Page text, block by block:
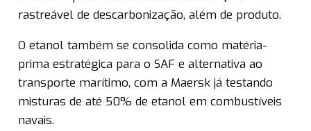
rastreável de descarbonização, além de produto.
O etanol também se consolida como matéria-
prima estratégica para o SAF e alternativa ao
transporte marítimo, com a Maersk já testando
misturas de até 50% de etanol em combustíveis
navais.